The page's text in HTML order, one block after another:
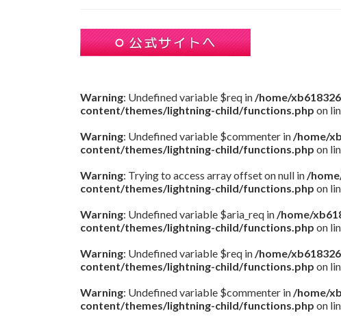
Warning: Undefined variable $req in/home/
content/themes/lightning-child/functions.php on
Warning: Undefined variable $commenter in/home/
content/themes/lightning-child/functions.php on
Warning: Trying to access array offset on null in/
content/themes/lightning-child/functions.php on
Warning: Undefined variable $aria_req in/home/
content/themes/lightning-child/functions.php on
Warning: Undefined variable $req in/home/
content/themes/lightning-child/functions.php on
Warning: Undefined variable $commenter in/home/
content/themes/lightning-child/functions.php on